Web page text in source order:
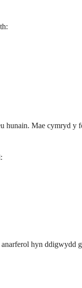
hunain. Mae cymryd
hyn ddigwydd